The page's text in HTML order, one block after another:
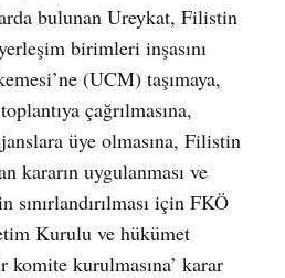
bulunan Ureykat, Filistin
birimleri inşasını
(UCM) taşımaya,
çağrılmasına,
üye olmasına, Filistin
kararın uygulanması ve
için FKÖ
Kurulu ve hükümet
kurulmasına’ karar